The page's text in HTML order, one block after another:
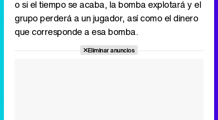
o si el tiempo se acaba, la bomba explotará y el
grupo perderá a un jugador, así como el dinero
que corresponde a esa bomba.
Eliminar anuncios